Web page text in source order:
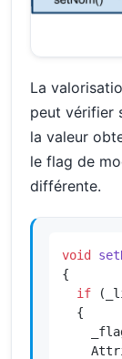
La
peut vérifier
la valeur
le flag de
différente.
void
{
if
  {